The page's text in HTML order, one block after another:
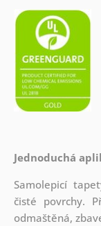
Jednoduchá
Samolepicí
čisté povrchy.
odmaštěná,